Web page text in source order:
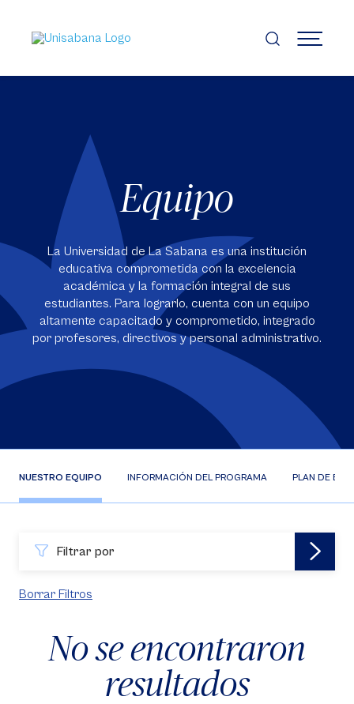
contenido
principal
MENÚ
Equipo
La Universidad de La Sabana es una institución
educativa comprometida con la excelencia
académica y la formación integral de sus
estudiantes. Para lograrlo, cuenta con un equipo
altamente capacitado y comprometido, integrado
por profesores, directivos y personal administrativo.
NUESTRO EQUIPO INFORMACIÓN DEL PROGRAMA PLAN DE
Filtrar por
Borrar Filtros
No se encontraron
resultados